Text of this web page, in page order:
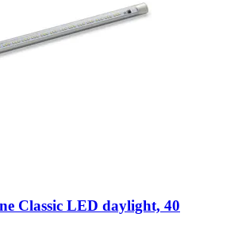
Classic LED daylight, 40